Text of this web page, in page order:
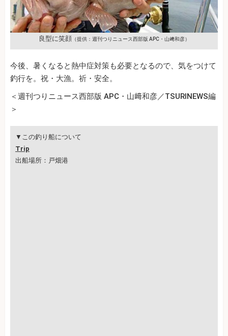
良型に笑顔 （提供：週刊つりニュース西部版 APC・山﨑和彦）
今後、暑くなると熱中症対策も必要となるので、気をつけて
釣行を。祝・大漁。祈・安全。
＜週刊つりニュース西部版 APC・山﨑和彦／TSURINEWS編
＞
▼この釣り船について
Trip
出船場所：戸畑港